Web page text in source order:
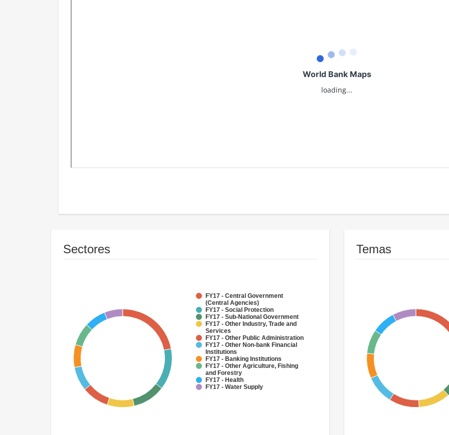
Sectores
FY17 - Central Government
(Central Agencies)
FY17 - Social Protection
FY17 - Sub-National Government
FY17 - Other Industry, Trade and
Services
FY17 - Other Public Administration
FY17 - Other Non-bank Financial
Institutions
FY17 - Banking Institutions
FY17 - Other Agriculture, Fishing
and Forestry
FY17 - Health
FY17 - Water Supply
Temas